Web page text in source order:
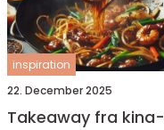
inspiration
22. December 2025
Takeaway fra kina-